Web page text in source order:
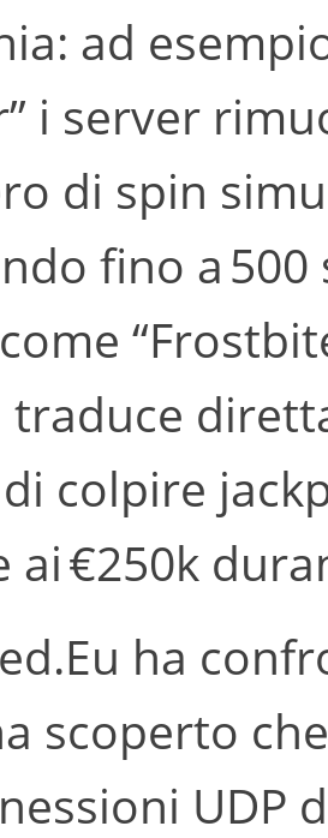
ad
i server
di spin
fino a
traduce
colpire
ai €250k
ha
scoperto
UDP